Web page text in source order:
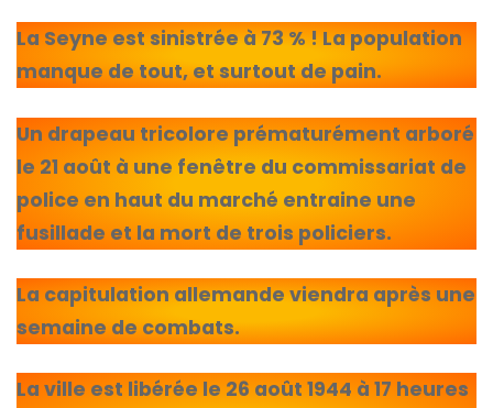
La Seyne est sinistrée à 73 % ! La population
manque de tout, et surtout de pain.
Un drapeau tricolore prématurément arboré
le 21 août à une fenêtre du commissariat de
police en haut du marché entraine une
fusillade et la mort de trois policiers.
La capitulation allemande viendra après une
semaine de combats.
La ville est libérée le 26 août 1944 à 17 heures